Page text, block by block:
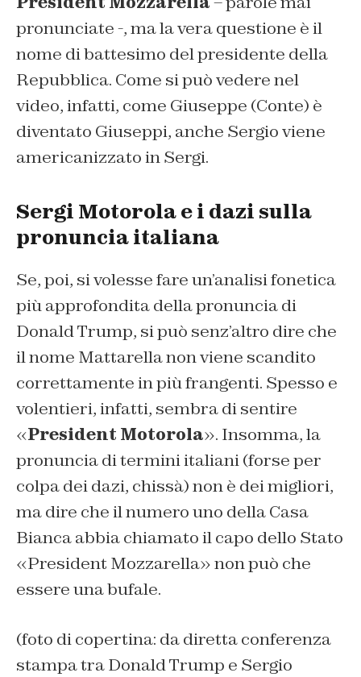
pronunciate -, ma la vera questione è il
nome di battesimo del presidente della
Repubblica. Come si può vedere nel
video, infatti, come Giuseppe (Conte) è
diventato Giuseppi, anche Sergio viene
americanizzato in Sergi.
Sergi Motorola e i dazi sulla
pronuncia italiana
Se, poi, si volesse fare un’analisi fonetica
più approfondita della pronuncia di
Donald Trump, si può senz’altro dire che
il nome Mattarella non viene scandito
correttamente in più frangenti. Spesso e
volentieri, infatti, sembra di sentire
«President Motorola». Insomma, la
pronuncia di termini italiani (forse per
colpa dei dazi, chissà) non è dei migliori,
ma dire che il numero uno della Casa
Bianca abbia chiamato il capo dello Stato
«President Mozzarella» non può che
essere una bufale.
(foto di copertina: da diretta conferenza
stampa tra Donald Trump e Sergio